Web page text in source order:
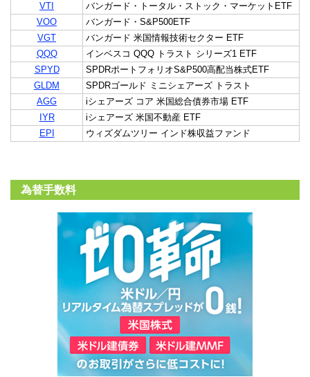
VTI
バンガード・トータル・ストック・マーケットETF
VOO
バンガード・S&P500ETF
VGT
バンガード 米国情報技術セクター ETF
QQQ
インベスコ QQQ トラスト シリーズ1 ETF
SPYD
SPDRポートフォリオS&P500高配当株式ETF
GLDM
SPDRゴールド ミニシェアーズ トラスト
AGG
iシェアーズ コア 米国総合債券市場 ETF
IYR
iシェアーズ 米国不動産 ETF
EPI
ウィズダムツリー インド株収益ファンド
為替手数料